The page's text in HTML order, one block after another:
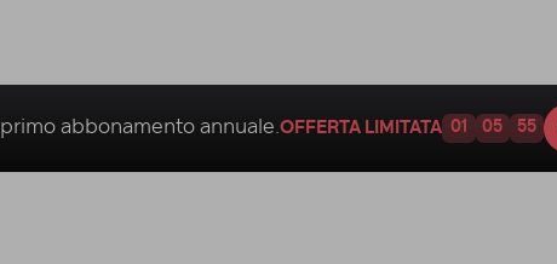
primo abbonamento annuale.OFFERTA LIMITATA 01 05 54